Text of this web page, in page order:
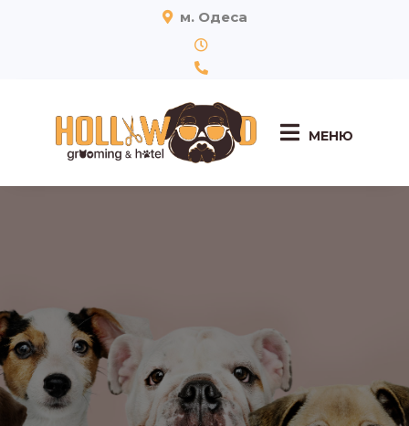
м. Одеса
МЕНЮ